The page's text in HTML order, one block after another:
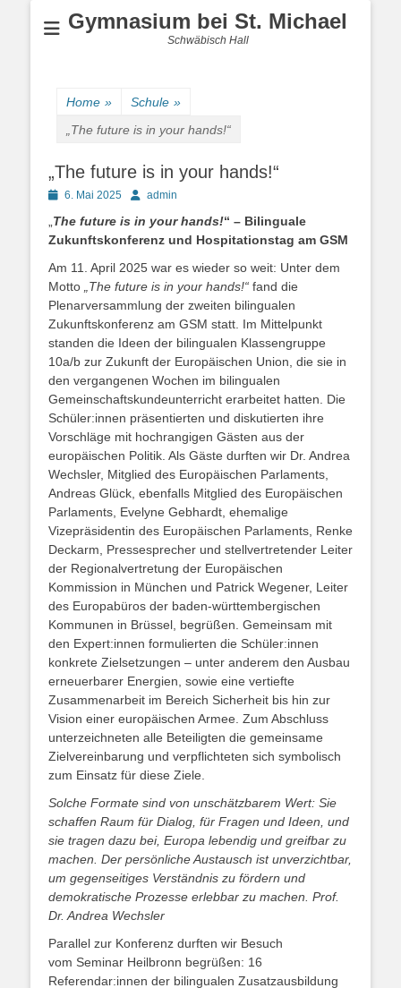
Gymnasium bei St. Michael
Schwäbisch Hall
Home » Schule »
„The future is in your hands!“
„The future is in your hands!“
Posted6. Mai 2025 Authoradmin
The future is in your hands!“ – Bilinguale
Zukunftskonferenz und Hospitationstag am GSM
Am 11. April 2025 war es wieder so weit: Unter dem
Motto
„The future is in your hands!“ fand die
Plenarversammlung der zweiten bilingualen
Zukunftskonferenz am GSM statt. Im Mittelpunkt
standen die Ideen der bilingualen Klassengruppe
10a/b zur Zukunft der Europäischen Union, die sie in
den vergangenen Wochen im bilingualen
Gemeinschaftskundeunterricht erarbeitet hatten. Die
Schüler:innen präsentierten und diskutierten ihre
Vorschläge mit hochrangigen Gästen aus der
europäischen Politik. Als Gäste durften wir Dr. Andrea
Wechsler, Mitglied des Europäischen Parlaments,
Andreas Glück, ebenfalls Mitglied des Europäischen
Parlaments, Evelyne Gebhardt, ehemalige
Vizepräsidentin des Europäischen Parlaments, Renke
Deckarm, Pressesprecher und stellvertretender Leiter
der Regionalvertretung der Europäischen
Kommission in München und Patrick Wegener, Leiter
des Europabüros der baden-württembergischen
Kommunen in Brüssel, begrüßen. Gemeinsam mit
den Expert:innen formulierten die Schüler:innen
konkrete Zielsetzungen – unter anderem den Ausbau
erneuerbarer Energien, sowie eine vertiefte
Zusammenarbeit im Bereich Sicherheit bis hin zur
Vision einer europäischen Armee. Zum Abschluss
unterzeichneten alle Beteiligten die gemeinsame
Zielvereinbarung und verpflichteten sich symbolisch
zum Einsatz für diese Ziele.
Solche Formate sind von unschätzbarem Wert: Sie
schaffen Raum für Dialog, für Fragen und Ideen, und
sie tragen dazu bei, Europa lebendig und greifbar zu
machen. Der persönliche Austausch ist unverzichtbar,
um gegenseitiges Verständnis zu fördern und
demokratische Prozesse erlebbar zu machen. Prof.
Dr. Andrea Wechsler
Parallel zur Konferenz durften wir Besuch
vom Seminar Heilbronn begrüßen: 16
Referendar:innen der bilingualen Zusatzausbildung